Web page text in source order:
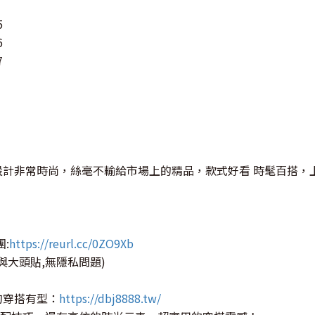
非常時尚，絲毫不輸給市場上的精品，款式好看 時髦百搭，
:https://reurl.cc/0ZO9Xb
大頭貼,無隱私問題)
搭有型： https://dbj8888.tw/